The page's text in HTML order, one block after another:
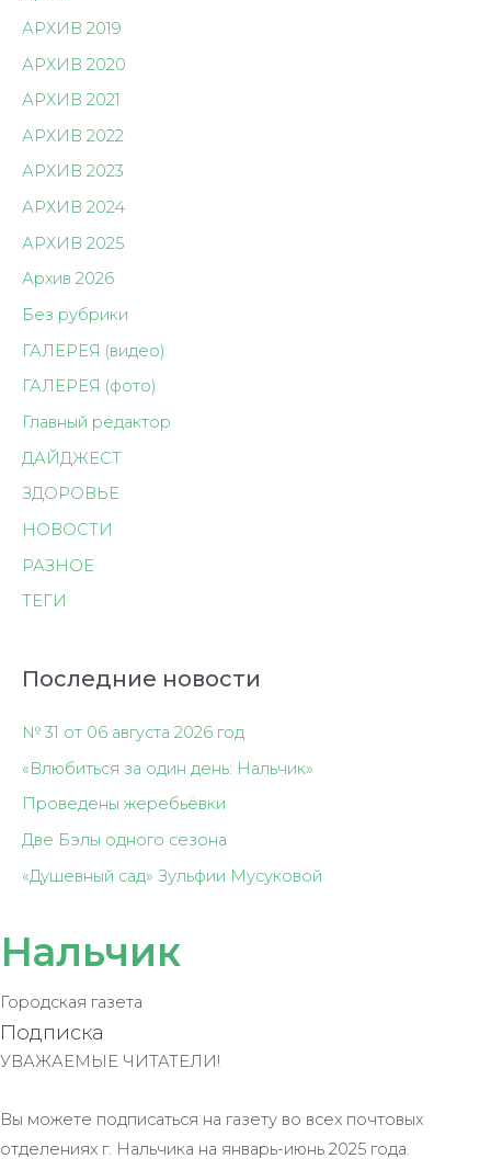
АРХИВ 2019
АРХИВ 2020
АРХИВ 2021
АРХИВ 2022
АРХИВ 2023
АРХИВ 2024
АРХИВ 2025
Архив 2026
Без рубрики
ГАЛЕРЕЯ (видео)
ГАЛЕРЕЯ (фото)
Главный редактор
ДАЙДЖЕСТ
ЗДОРОВЬЕ
НОВОСТИ
РАЗНОЕ
ТЕГИ
Последние новости
№ 31 от 06 августа 2026 год
«Влюбиться за один день: Нальчик»
Проведены жеребьёвки
Две Бэлы одного сезона
«Душевный сад» Зульфии Мусуковой
Нальчик
Городская газета
Подписка
УВАЖАЕМЫЕ ЧИТАТЕЛИ!
Вы можете подписаться на газету во всех почтовых
отделениях г. Нальчика на январь-июнь 2025 года.